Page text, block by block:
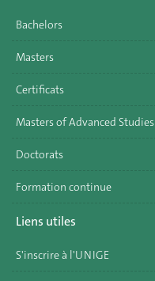
Bachelors
Masters
Certificats
Masters of Advanced Studies
Doctorats
Formation continue
Liens utiles
S'inscrire à l'UNIGE